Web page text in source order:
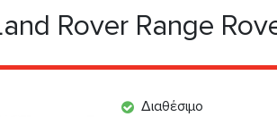
Rover Range
Διαθέσιμο